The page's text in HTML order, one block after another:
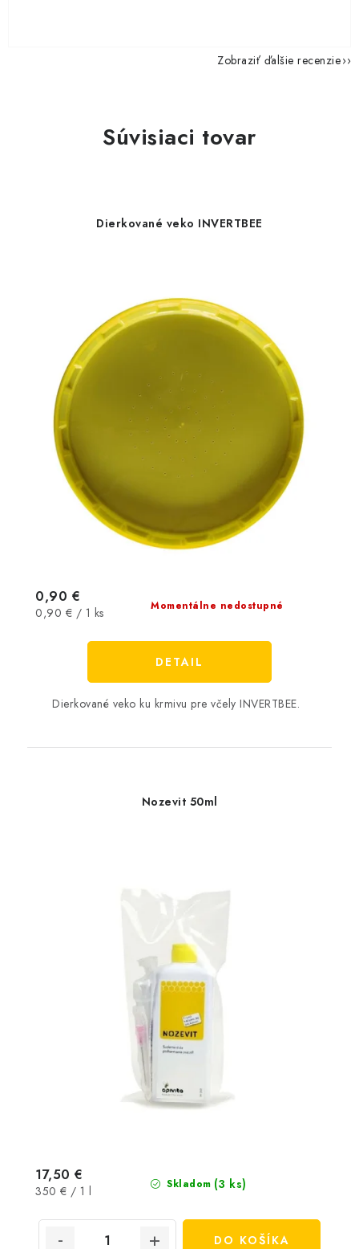
Zobraziť ďalšie recenzie
Súvisiaci tovar
Dierkované veko INVERTBEE
Momentálne nedostupné
0,90 €
Jednotková
0,90 € / 1 ks
DETAIL
Dierkované veko ku krmivu pre včely INVERTBEE.
Nozevit 50ml
Skladom (3 ks)
17,50 €
Jednotková
350 € / 1 l
DO KOŠÍKA